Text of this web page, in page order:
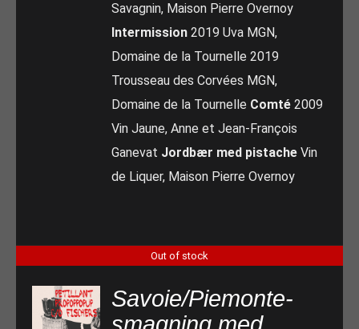
Savagnin, Maison Pierre Overnoy
Intermission 2019 Uva MGN,
Domaine de la Tournelle 2019
Trousseau des Corvées MGN,
Domaine de la Tournelle Comté 2009
Vin Jaune, Anne et Jean-François
Ganevat Jordbær med pistache Vin
de Liquer, Maison Pierre Overnoy
Out of stock
Savoie/Piemonte-